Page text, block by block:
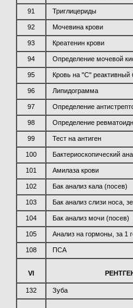
91 Триглицериды
92 Мочевина крови
93 Креатенин крови
94 Определение мочевой
95 Кровь на "С" реактивный
96 Липидограмма
97 Определение
98 Определение
99 Тест на антиген
100 Бактериоскопический
101 Амилаза крови
102 Бак анализ кала (посев)
103 Бак анализ слизи носа,
104 Бак анализ мочи (посев)
105 Анализ на гормоны, за 1
108 ПСА
VI
132 Зуба